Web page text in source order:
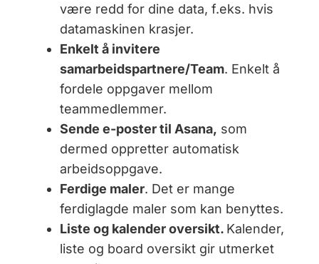
være redd for dine data, f.eks. hvis
datamaskinen krasjer.
Enkelt å invitere
samarbeidspartnere/Team. Enkelt å
fordele oppgaver mellom
teammedlemmer.
Sende e-poster til Asana, som
dermed oppretter automatisk
arbeidsoppgave.
Ferdige maler. Det er mange
ferdiglagde maler som kan benyttes.
Liste og kalender oversikt. Kalender,
liste og board oversikt gir utmerket